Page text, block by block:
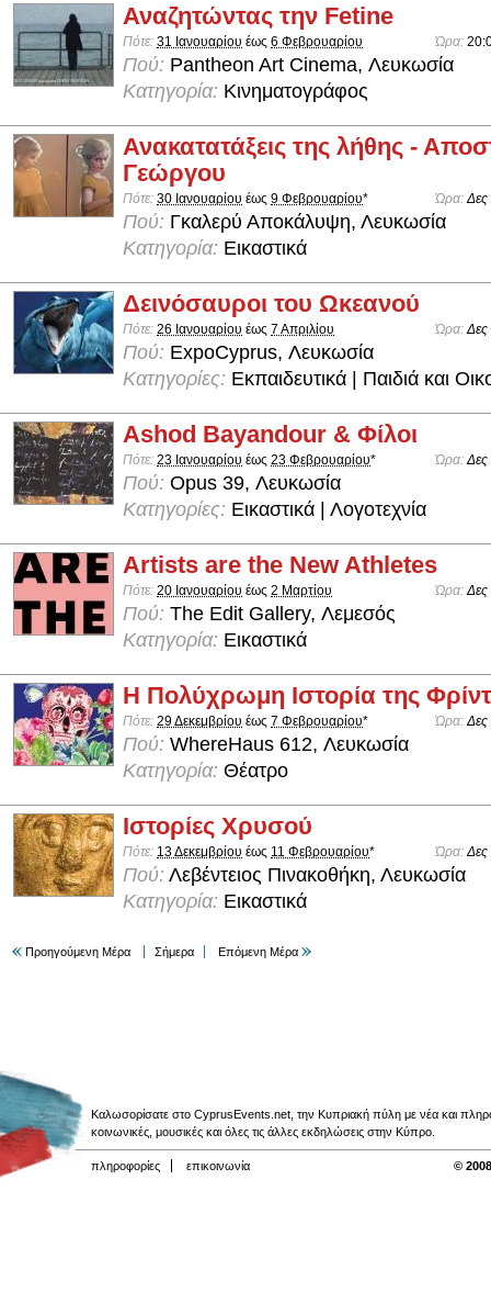
Αναζητώντας την Fetine
Πότε: 31 Ιανουαρίου έως 6 Φεβρουαρίου Ώρα:
Πού: Pantheon Art Cinema, Λευκωσία
Κατηγορία: Κινηματογράφος
Ανακατατάξεις της λήθης -
Γεώργου
Πότε: 30 Ιανουαρίου έως 9 Φεβρουαρίου* Ώρα: Δες
Πού: Γκαλερύ Αποκάλυψη, Λευκωσία
Κατηγορία: Εικαστικά
Δεινόσαυροι του Ωκεανού
Πότε: 26 Ιανουαρίου έως 7 Απριλίου Ώρα: Δες
Πού: ExpoCyprus, Λευκωσία
Κατηγορίες: Εκπαιδευτικά | Παιδιά και
Ashod Bayandour & Φίλοι
Πότε: 23 Ιανουαρίου έως 23 Φεβρουαρίου* Ώρα:Δες
Πού: Opus 39, Λευκωσία
Κατηγορίες: Εικαστικά | Λογοτεχνία
Artists are the New Athletes
Πότε: 20 Ιανουαρίου έως 2 Μαρτίου Ώρα:Δες
Πού: The Edit Gallery, Λεμεσός
Κατηγορία: Εικαστικά
Η Πολύχρωμη Ιστορία της
Πότε: 29 Δεκεμβρίου έως 7 Φεβρουαρίου* Ώρα:Δες
Πού: WhereHaus 612, Λευκωσία
Κατηγορία: Θέατρο
Ιστορίες Χρυσού
Πότε: 13 Δεκεμβρίου έως 11 Φεβρουαρίου* Ώρα:Δες
Πού: Λεβέντειος Πινακοθήκη, Λευκωσία
Κατηγορία: Εικαστικά
Προηγούμενη Μέρα Σήμερα Επόμενη Μέρα
Καλωσορίσατε στο CyprusEvents.net, την Κυπριακή πύλη με νέα και
κοινωνικές, μουσικές και όλες τις άλλες εκδηλώσεις στην Κύπρο.
πληροφορίες επικοινωνία ©